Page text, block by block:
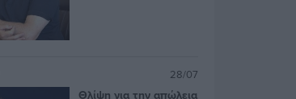
28/07
Θλίψη για την απώλεια